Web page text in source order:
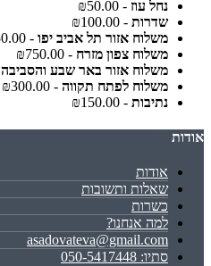
נחל עוז - ₪50.00
שדרות - ₪100.00
משלוח אזור תל אביב יפו - ₪350.00
משלוח צפון מזרח - ₪750.00
משלוח אזור באר שבע והסביבה
משלוח לפתח תקווה - ₪300.00
נתיבות - ₪150.00
אודות
אודות
שאלות ותשובות
כשרות
למה אנחנו?
asadovateva@gmail.com
סתיו: 050-5417448